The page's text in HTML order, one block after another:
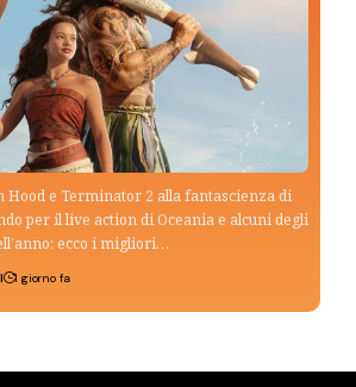
e Terminator 2 alla fantascienza di
per il live action di Oceania e alcuni degli
ecco i migliori…
1 giorno fa